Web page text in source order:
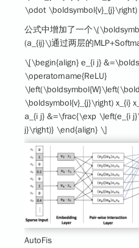
\odot \boldsymbol{v}_{j}\right)
公式中增加了一个
(a_{ij}\)通过两层的
\[\begin{align} e_{i j}
\operatorname{ReLU}
\boldsymbol{v}_{j}\right) x_{i}
a_{i j} &=\frac{\exp \left(e_{i
j}\right)} \end{align} \]
AutoFis